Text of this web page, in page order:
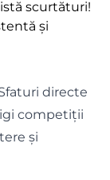
scurtături!
și
directe
competiții
și